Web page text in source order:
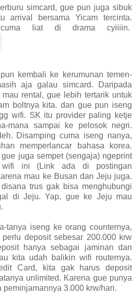
simcard, gue pun juga sibuk
arrival bersama Yicam tercinta.
cuma liat di drama cyiiiin.
kembali ke kerumunan temen-
aja galau simcard. Daripada
rental, gue lebih tertarik untuk
boltnya kita. dan gue pun iseng
wifi. SK itu provider paling ketje
mana sampai ke pelosok negri.
Disamping cuma iseng nanya,
memperlancar bahasa korea.
juga sempet (sengaja) ngeprint
wifi ini (Link ada di postingan
mau ke Busan dan Jeju juga.
trus gak bisa menghubungi
di Jeju. Yap, gue ke Jeju mau
tanya iseng ke orang counternya,
deposit sebesar 200.000 krw
hanya sebagai jaminan dan
kita udah balikin wifi routernya.
Card, kita gak harus deposit
unlimited. Karena gue punya
peminjamannya 3.000 krw/hari.